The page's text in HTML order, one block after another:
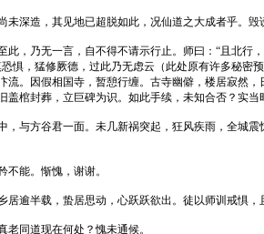
深造，其见地已超脱如此，况仙道之大成者乎。毁
，乃无一言，自不得不请示行止。师曰：“且北行
惧，猛修厥德，过此乃无虑云（此处原有许多秘
。因假相国寺，暂憩行缠。古寺幽僻，楼居寂然
棺封葬，立巨碑为识。如此手续，未知合否？实当
与方谷君一面。未几新祸突起，狂风疾雨，全城
能。惭愧，谢谢。
逾半载，蛰居思动，心跃跃欲出。徒以师训戒惧
同道现在何处？愧未通候。